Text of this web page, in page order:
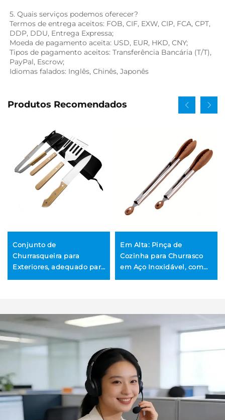
5. Quais serviços podemos oferecer?
Termos de entrega aceitos: FOB, CIF, EXW, CIP, FCA, CPT,
DDP, DDU, Entrega Expressa;
Moeda de pagamento aceita: USD, EUR, HKD, CNY;
Tipos de pagamento aceitos: Transferência Bancária (T/T),
PayPal, Escrow;
Idiomas falados: Inglês, Chinês, Japonês
Produtos Recomendados
Conjunto de
Churrasqueira para
Exteriores, adequado para
de madeira
Em Alta: Pinça de
Cozinha para Churrasco
em Aço Inoxidável, com
Pinça para Alimentos com
Travamento em Madeira